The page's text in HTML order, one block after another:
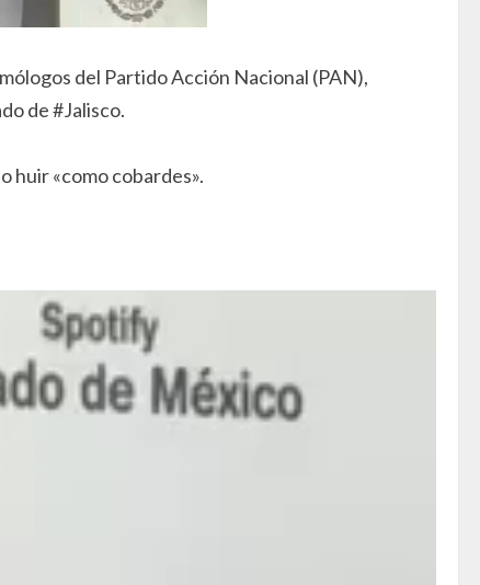
del Partido Acción Nacional (PAN),
de #Jalisco.
huir «como cobardes».